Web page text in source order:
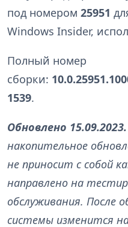
под номером 25951
Windows Insider,
Полный номер
сборки:
1539.
Обновлено 15.09.2023.
накопительное
не приносит с собой
направлено на
обслуживания. После
системы изменится